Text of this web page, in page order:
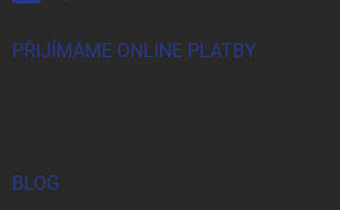
PŘIJÍMÁME ONLINE PLATBY
BLOG